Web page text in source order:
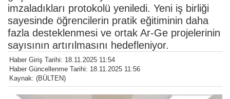
imzaladıkları protokolü yeniledi. Yeni iş birliği
sayesinde öğrencilerin pratik eğitiminin daha
fazla desteklenmesi ve ortak Ar-Ge projelerinin
sayısının artırılmasını hedefleniyor.
Haber Giriş Tarihi: 18.11.2025 11:54
Haber Güncellenme Tarihi: 18.11.2025 11:56
Kaynak: (BÜLTEN)